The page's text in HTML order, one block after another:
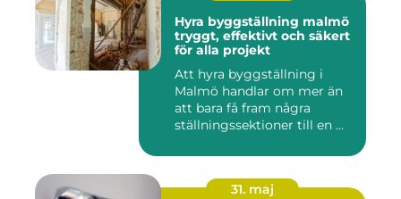
Hyra byggställning malmö
tryggt, effektivt och säkert
för alla projekt
Att hyra byggställning i
Malmö handlar om mer än
att bara få fram några
ställningssektioner till en ...
31. maj